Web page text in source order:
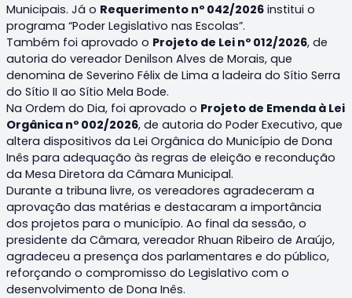
Municipais. Já o Requerimento nº 042/2026 institui o
programa “Poder Legislativo nas Escolas”.
Também foi aprovado o Projeto de Lei nº 012/2026, de
autoria do vereador Denilson Alves de Morais, que
denomina de Severino Félix de Lima a ladeira do Sítio Serra
do Sítio II ao Sítio Mela Bode.
Na Ordem do Dia, foi aprovado o Projeto de Emenda à Lei
Orgânica nº 002/2026, de autoria do Poder Executivo, que
altera dispositivos da Lei Orgânica do Município de Dona
Inês para adequação às regras de eleição e recondução
da Mesa Diretora da Câmara Municipal.
Durante a tribuna livre, os vereadores agradeceram a
aprovação das matérias e destacaram a importância
dos projetos para o município. Ao final da sessão, o
presidente da Câmara, vereador Rhuan Ribeiro de Araújo,
agradeceu a presença dos parlamentares e do público,
reforçando o compromisso do Legislativo com o
desenvolvimento de Dona Inês.